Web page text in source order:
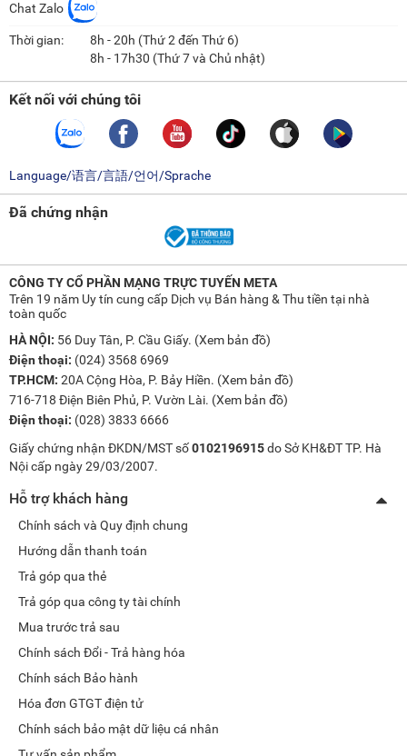
Chat Zalo
Thời gian:
8h - 20h (Thứ 2 đến Thứ 6)
8h - 17h30 (Thứ 7 và Chủ nhật)
Kết nối với chúng tôi
Language/语言/言語/언어/Sprache
Đã chứng nhận
CÔNG TY CỔ PHẦN MẠNG TRỰC TUYẾN META
Trên 19 năm Uy tín cung cấp Dịch vụ Bán hàng & Thu tiền tại nhà
toàn quốc
HÀ NỘI: 56 Duy Tân, P. Cầu Giấy. (Xem bản đồ)
Điện thoại: (024) 3568 6969
TP.HCM: 20A Cộng Hòa, P. Bảy Hiền. (Xem bản đồ)
716-718 Điện Biên Phủ, P. Vườn Lài. (Xem bản đồ)
Điện thoại: (028) 3833 6666
Giấy chứng nhận ĐKDN/MST số0102196915do Sở KH&ĐT TP. Hà
Nội cấp ngày 29/03/2007.
Hỗ trợ khách hàng
Chính sách và Quy định chung
Hướng dẫn thanh toán
Trả góp qua thẻ
Trả góp qua công ty tài chính
Mua trước trả sau
Chính sách Đổi - Trả hàng hóa
Chính sách Bảo hành
Hóa đơn GTGT điện tử
Chính sách bảo mật dữ liệu cá nhân